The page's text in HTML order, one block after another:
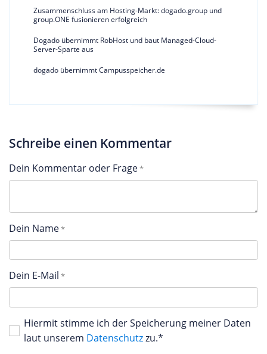
Zusammenschluss am Hosting-Markt: dogado.group und
group.ONE fusionieren erfolgreich
Dogado übernimmt RobHost und baut Managed-Cloud-
Server-Sparte aus
dogado übernimmt Campusspeicher.de
Schreibe einen Kommentar
Dein Kommentar oder Frage
Dein Name
Dein E-Mail
Hiermit stimme ich der Speicherung meiner Daten
laut unserem Datenschutzzu.*